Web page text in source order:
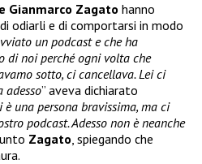
Gianmarco Zagato hanno
odiarli e di comportarsi in modo
un podcast e che ha
di noi perché ogni volta che
sotto, ci cancellava. Lei ci
adesso” aveva dichiarato
è una persona bravissima, ma ci
podcast. Adesso non è neanche
Zagato, spiegando che